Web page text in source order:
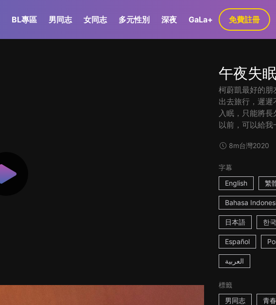
BL專區 男同志 女同志 多元性別 深夜 GaLa+ 免費註冊
午夜失眠
柯蔚凱最好的朋
出去旅行，遲
入眠，只能將
以前，可以給我
8m台灣2020
字幕
English
繁
Bahasa
日本語 한
Español
العربية
標籤
男同志
青